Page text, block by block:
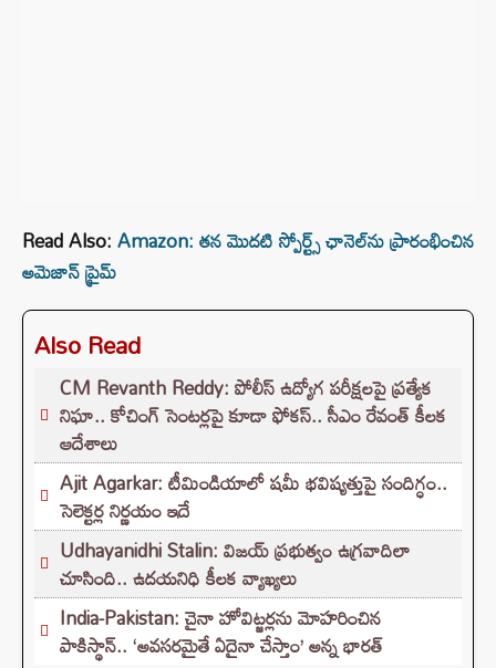
Read Also:Amazon: తన మొదటి స్పోర్ట్స్‌ ఛానెల్‌ను ప్రారంభించిన
అమెజాన్‌ ప్రైమ్
Also Read
CM Revanth Reddy: పోలీస్ ఉద్యోగ పరీక్షలపై ప్రత్యేక
నిఘా.. కోచింగ్ సెంటర్లపై కూడా ఫోకస్.. సీఎం రేవంత్ కీలక
ఆదేశాలు
Ajit Agarkar: టీమిండియాలో షమీ భవిష్యత్తుపై సందిగ్ధం..
సెలెక్టర్ల నిర్ణయం ఇదే
Udhayanidhi Stalin: విజయ్ ప్రభుత్వం ఉగ్రవాదిలా
చూసింది.. ఉదయనిధి కీలక వ్యాఖ్యలు
India-Pakistan: చైనా హోవిట్జర్లను మోహరించిన
పాకిస్థాన్.. ‘అవసరమైతే ఏదైనా చేస్తాం’ అన్న భారత్